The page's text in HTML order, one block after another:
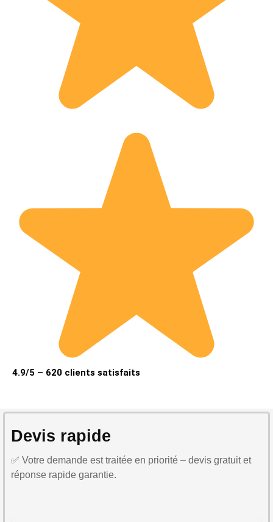
4.9/5 – 620 clients satisfaits
Devis rapide
✅ Votre demande est traitée en priorité – devis gratuit et
réponse rapide garantie.